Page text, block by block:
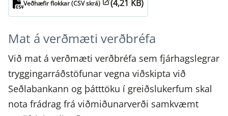
Veðhæfir flokkar (CSV skrá) (4,21 KB)
Mat á verðmæti verðbréfa
Við mat á verðmæti verðbréfa sem fjárhagslegrar
tryggingarráðstöfunar vegna viðskipta við
Seðlabankann og þátttöku í greiðslukerfum skal
nota frádrag frá viðmiðunarverði samkvæmt